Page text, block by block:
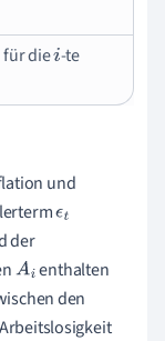
für diei-te
und
ϵt
der
Ai enthalten
den